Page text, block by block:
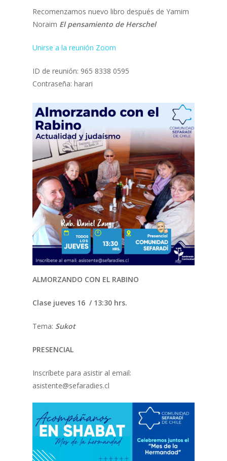
Recomenzamos nuevo libro después de Yamim
Noraim El pensamiento de Herschel
Unirse a la reunión Zoom
ID de reunión: 965 8338 0595
Contraseña: harari
ALMORZANDO CON EL RABINO
Clase jueves 16 / 13:30 hrs.
Tema: Sukot
PRESENCIAL
Inscríbete para asistir al email:
asistente@sefaradies.cl